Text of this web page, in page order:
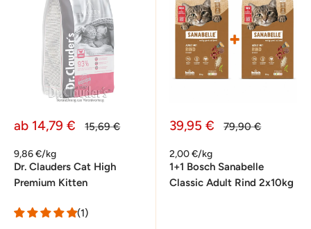
Sonderpreis
ab 14,79 € Normalpreis
15,69 €
9,86 €/kg
Dr. Clauders Cat High
Premium Kitten
(1)
Sonderpreis
39,95 € Normalpreis
79,90 €
2,00 €/kg
1+1 Bosch Sanabelle
Classic Adult Rind 2x10kg